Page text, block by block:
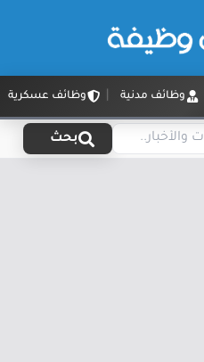
وظائف مدنية وظائف عسكرية
بحث